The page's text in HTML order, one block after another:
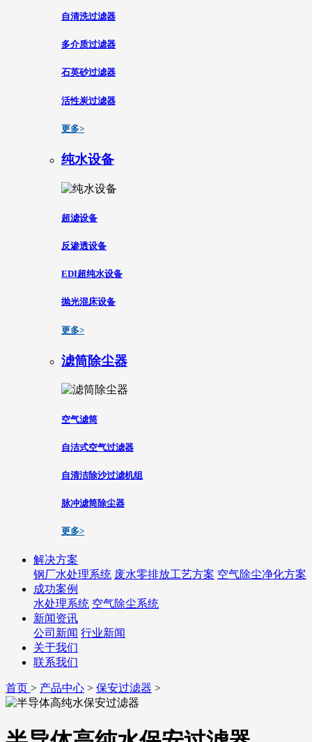
自清洗过滤器
多介质过滤器
石英砂过滤器
活性炭过滤器
更多>
纯水设备
超滤设备
反渗透设备
EDI超纯水设备
抛光混床设备
更多>
滤筒除尘器
空气滤筒
自洁式空气过滤器
自清洁除沙过滤机组
脉冲滤筒除尘器
更多>
解决方案
钢厂水处理系统 废水零排放工艺方案 空气除尘净化方案
成功案例
水处理系统 空气除尘系统
新闻资讯
公司新闻 行业新闻
关于我们
联系我们
首页 > 产品中心 > 保安过滤器 >